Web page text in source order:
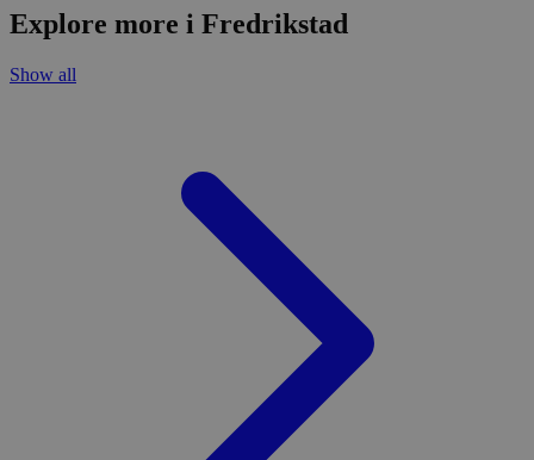
Explore more i Fredrikstad
Show all